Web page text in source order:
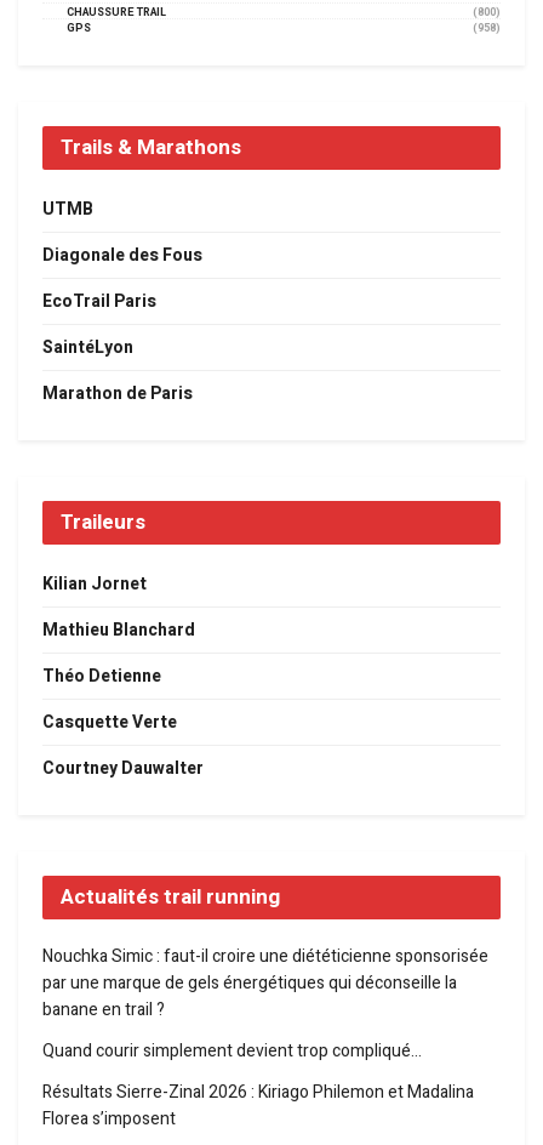
CHAUSSURE TRAIL
(800)
GPS
(958)
Trails & Marathons
UTMB
Diagonale des Fous
EcoTrail Paris
SaintéLyon
Marathon de Paris
Traileurs
Kilian Jornet
Mathieu Blanchard
Théo Detienne
Casquette Verte
Courtney Dauwalter
Actualités trail running
Nouchka Simic : faut-il croire une diététicienne sponsorisée
par une marque de gels énergétiques qui déconseille la
banane en trail ?
Quand courir simplement devient trop compliqué…
Résultats Sierre-Zinal 2026 : Kiriago Philemon et Madalina
Florea s’imposent